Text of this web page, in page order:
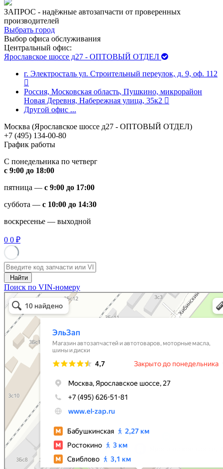
ЗАПРОС - надёжные автозапчасти от проверенных
производителей
Выбрать город
Выбор офиса обслуживания
Центральный офис:
Ярославское шоссе д27 - ОПТОВЫЙ ОТДЕЛ
г. Электросталь ул. Строительный переулок, д. 9, оф. 112
Россия, Московская область, Пушкино, микрорайон
Новая Деревня, Набережная улица, 35к2
Другой офис ...
Москва (Ярославское шоссе д27 - ОПТОВЫЙ ОТДЕЛ)
+7 (495) 134-00-80
График работы
С понедельника по четверг
с 9:00 до 18:00
пятница — с 9:00 до 17:00
суббота — с 10:00 до 14:30
воскресенье — выходной
0 0 ₽
Найти
Поиск по VIN-номеру